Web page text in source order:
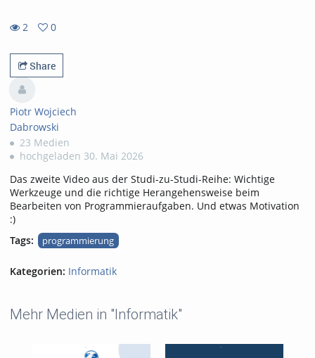
2
views
0
favorites
Share
Piotr Wojciech
Dabrowski
23 Medien
hochgeladen 30. Mai 2026
Das zweite Video aus der Studi-zu-Studi-Reihe: Wichtige
Werkzeuge und die richtige Herangehensweise beim
Bearbeiten von Programmieraufgaben. Und etwas Motivation
:)
Tags:
programmierung
Kategorien: Informatik
Mehr Medien in "Informatik"